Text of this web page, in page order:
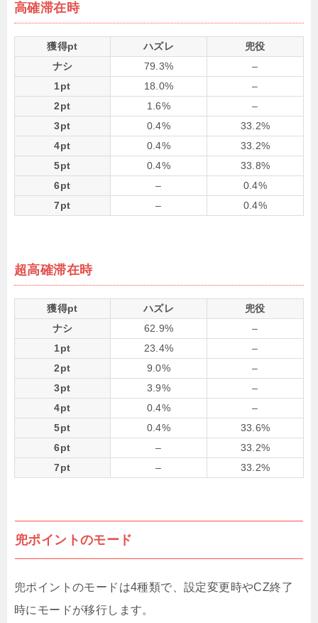
高確滞在時
獲得pt ハズレ
兜役
ナシ
79.3%
–
1pt
18.0%
–
2pt
1.6%
–
3pt
0.4%
33.2%
4pt
0.4%
33.2%
5pt
0.4%
33.8%
6pt
–
0.4%
7pt
– 0.4%
超高確滞在時
獲得pt ハズレ
兜役
ナシ
62.9%
–
1pt
23.4%
–
2pt
9.0%
–
3pt
3.9%
–
4pt
0.4%
–
5pt
0.4%
33.6%
6pt
–
33.2%
7pt
– 33.2%
兜ポイントのモード
兜ポイントのモードは4種類で、設定変更時やCZ終了
時にモードが移行します。